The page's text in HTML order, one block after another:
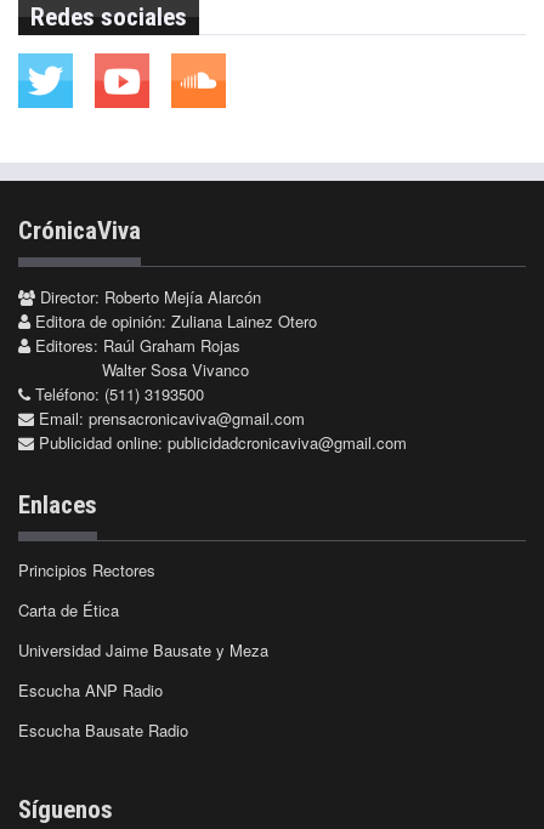
Redes sociales
CrónicaViva
Director: Roberto Mejía Alarcón
Editora de opinión: Zuliana Lainez Otero
Editores: Raúl Graham Rojas
Walter Sosa Vivanco
Teléfono: (511) 3193500
Email: prensacronicaviva@gmail.com
Publicidad online: publicidadcronicaviva@gmail.com
Enlaces
Principios Rectores
Carta de Ética
Universidad Jaime Bausate y Meza
Escucha ANP Radio
Escucha Bausate Radio
Síguenos